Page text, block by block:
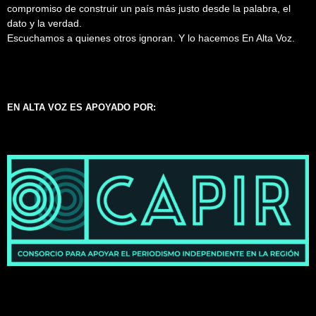
compromiso de construir un país más justo desde la palabra, el
dato y la verdad.
Escuchamos a quienes otros ignoran. Y lo hacemos En Alta Voz.
EN ALTA VOZ ES APOYADO POR: